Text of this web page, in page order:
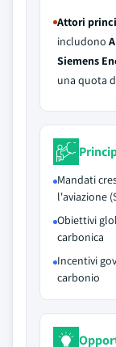
Attori
includono
Siemens
una quota
Mandati
l'aviazione
Obiettivi
carbonica
Incentivi
carbonio